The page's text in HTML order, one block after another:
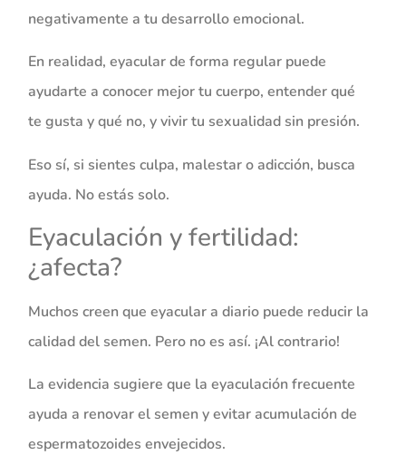
negativamente a tu desarrollo emocional.
En realidad, eyacular de forma regular puede
ayudarte a conocer mejor tu cuerpo, entender qué
te gusta y qué no, y vivir tu sexualidad sin presión.
Eso sí, si sientes culpa, malestar o adicción, busca
ayuda. No estás solo.
Eyaculación y fertilidad:
¿afecta?
Muchos creen que eyacular a diario puede reducir la
calidad del semen. Pero no es así. ¡Al contrario!
La evidencia sugiere que la eyaculación frecuente
ayuda a renovar el semen y evitar acumulación de
espermatozoides envejecidos.